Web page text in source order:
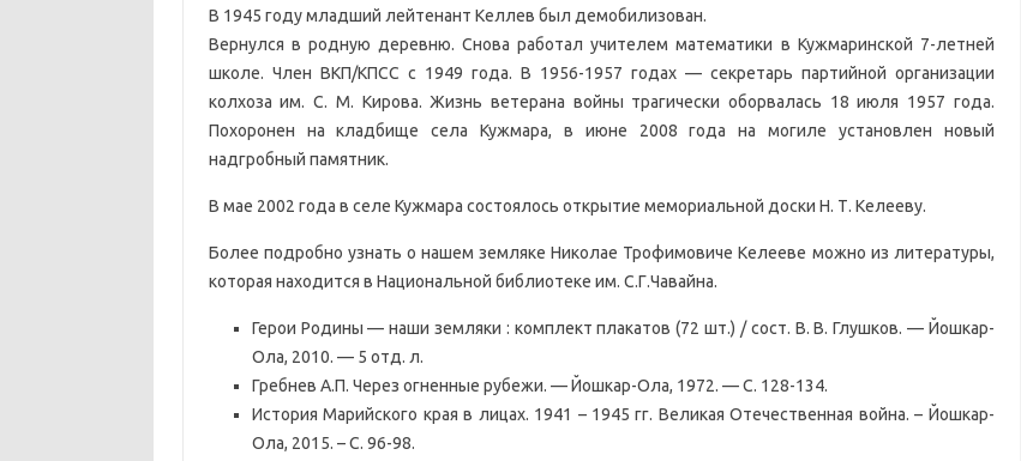
В 1945 году младший лейтенант Келлев был демобилизован.
Вернулся в родную деревню. Снова работал учителем математики в Кужмаринской 7-летней
школе. Член ВКП/КПСС с 1949 года. В 1956-1957 годах — секретарь партийной организации
колхоза им. С. М. Кирова. Жизнь ветерана войны трагически оборвалась 18 июля 1957 года.
Похоронен на кладбище села Кужмара, в июне 2008 года на могиле установлен новый
надгробный памятник.
В мае 2002 года в селе Кужмара состоялось открытие мемориальной доски Н. Т. Келееву.
Более подробно узнать о нашем земляке Николае Трофимовиче Келееве можно из литературы,
которая находится в Национальной библиотеке им. С.Г.Чавайна.
Герои Родины — наши земляки : комплект плакатов (72 шт.) / сост. В. В. Глушков. — Йошкар-
Ола, 2010. — 5 отд. л.
Гребнев А.П. Через огненные рубежи. — Йошкар-Ола, 1972. — С. 128-134.
История Марийского края в лицах. 1941 – 1945 гг. Великая Отечественная война. – Йошкар-
Ола, 2015. – С. 96-98.